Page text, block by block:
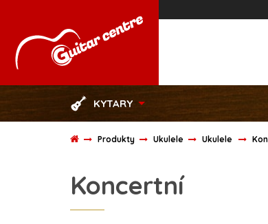
KYTARY
Produkty Ukulele Ukulele
Koncertní